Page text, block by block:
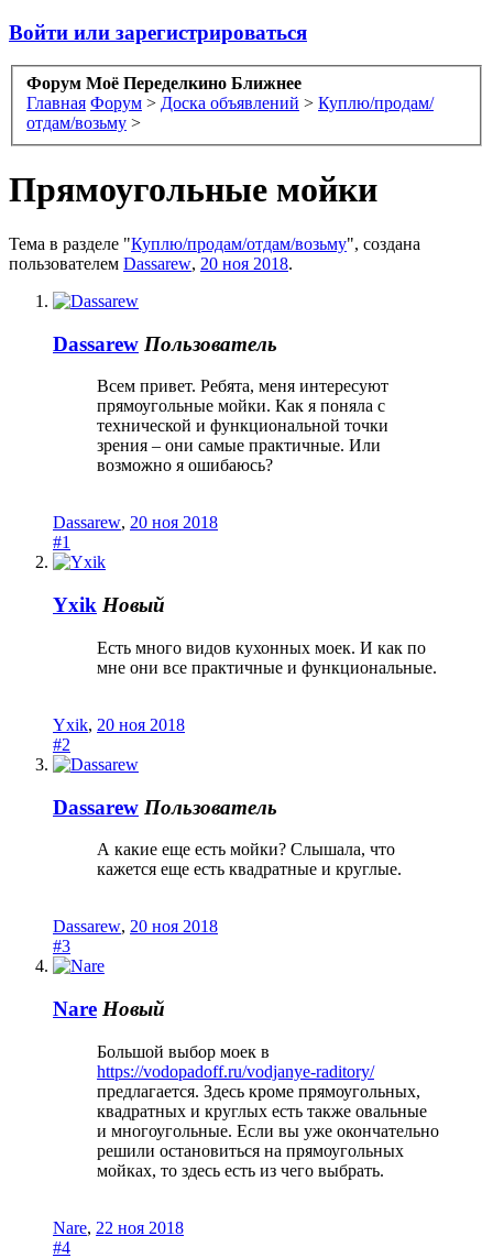
Войти или зарегистрироваться
Форум Моё Переделкино Ближнее
Главная Форум > Доска объявлений > Куплю/продам/
отдам/возьму >
Прямоугольные мойки
Тема в разделе "Куплю/продам/отдам/возьму", создана
пользователем Dassarew, 20 ноя 2018.
Dassarew Пользователь
Всем привет. Ребята, меня интересуют
прямоугольные мойки. Как я поняла с
технической и функциональной точки
зрения – они самые практичные. Или
возможно я ошибаюсь?
Dassarew, 20 ноя 2018
#1
Yxik Новый
Есть много видов кухонных моек. И как по
мне они все практичные и функциональные.
Yxik, 20 ноя 2018
#2
Dassarew Пользователь
А какие еще есть мойки? Слышала, что
кажется еще есть квадратные и круглые.
Dassarew, 20 ноя 2018
#3
Nare Новый
Большой выбор моек в
https://vodopadoff.ru/vodjanye-raditory/
предлагается. Здесь кроме прямоугольных,
квадратных и круглых есть также овальные
и многоугольные. Если вы уже окончательно
решили остановиться на прямоугольных
мойках, то здесь есть из чего выбрать.
Nare, 22 ноя 2018
#4